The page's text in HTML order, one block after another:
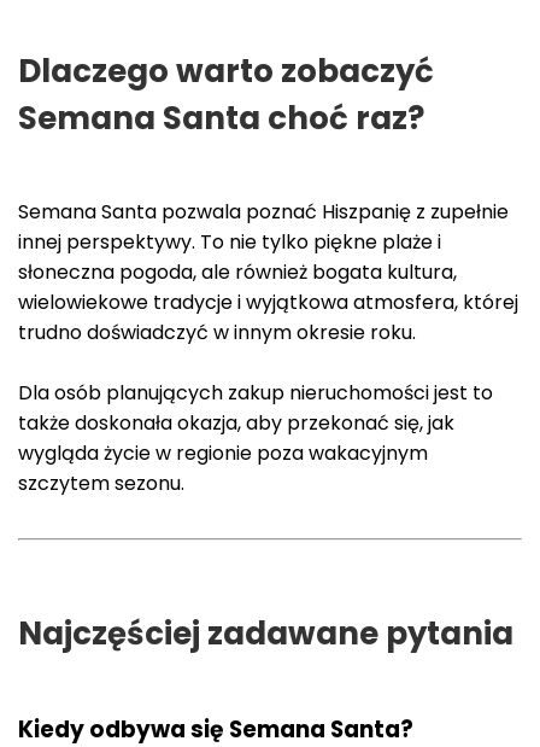
Dlaczego warto zobaczyć
Semana Santa choć raz?
Semana Santa pozwala poznać Hiszpanię z zupełnie
innej perspektywy. To nie tylko piękne plaże i
słoneczna pogoda, ale również bogata kultura,
wielowiekowe tradycje i wyjątkowa atmosfera, której
trudno doświadczyć w innym okresie roku.
Dla osób planujących zakup nieruchomości jest to
także doskonała okazja, aby przekonać się, jak
wygląda życie w regionie poza wakacyjnym
szczytem sezonu.
Najczęściej zadawane pytania
Kiedy odbywa się Semana Santa?